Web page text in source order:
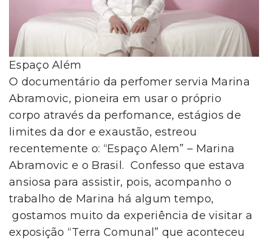
Espaço Além
O documentário da perfomer servia Marina
Abramovic, pioneira em usar o próprio
corpo através da perfomance, estágios de
limites da dor e exaustão, estreou
recentemente o: “Espaço Alem” – Marina
Abramovic e o Brasil. Confesso que estava
ansiosa para assistir, pois, acompanho o
trabalho de Marina há algum tempo,
gostamos muito da experiência de visitar a
exposição “Terra Comunal” que aconteceu